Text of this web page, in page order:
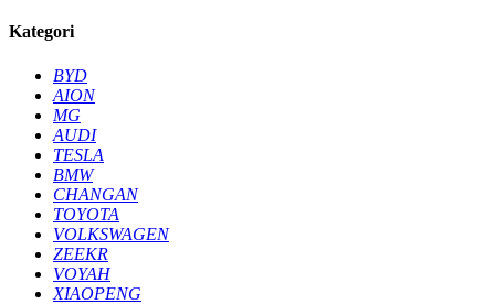
Kategori
BYD
AION
MG
AUDI
TESLA
BMW
CHANGAN
TOYOTA
VOLKSWAGEN
ZEEKR
VOYAH
XIAOPENG